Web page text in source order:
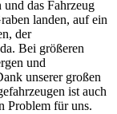
und das Fahrzeug
landen, auf ein
der
Bei größeren
und
unserer großen
ist auch
Problem für uns.